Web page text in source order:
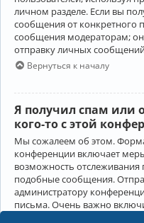
личном разделе. Если вы
сообщения от конкретного
сообщения модераторам;
отправку личных
Вернуться к началу
Я получил спам или
кого-то с этой
Мы сожалеем об этом.
конференции включает
возможность
подобные сообщения.
администратору
письма. Очень важно